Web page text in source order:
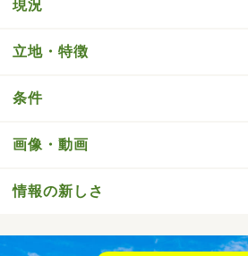
現況
立地・特徴
条件
画像・動画
情報の新しさ